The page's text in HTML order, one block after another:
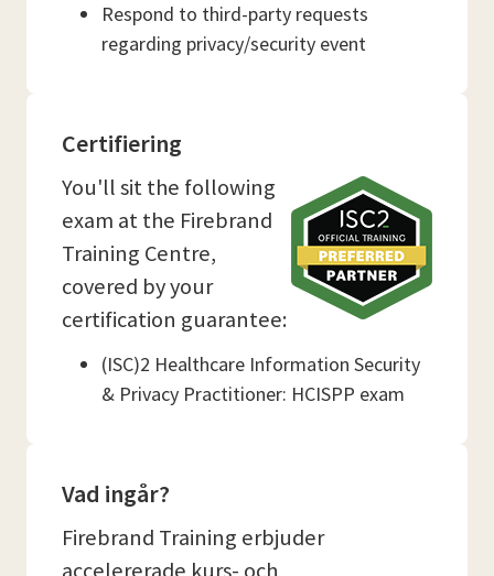
Respond to third-party requests
regarding privacy/security event
Certifiering
You'll sit the following
exam at the Firebrand
Training Centre,
covered by your
certification guarantee:
(ISC)2 Healthcare Information Security
& Privacy Practitioner: HCISPP exam
Vad ingår?
Firebrand Training erbjuder